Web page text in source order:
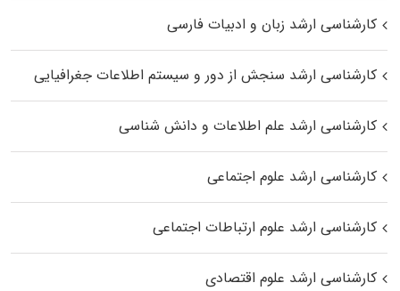
کارشناسی ارشد زبان و ادبیات فارسی
کارشناسی ارشد سنجش از دور و سیستم اطلاعات جغرافیایی
کارشناسی ارشد علم اطلاعات و دانش شناسی
کارشناسی ارشد علوم اجتماعی
کارشناسی ارشد علوم ارتباطات اجتماعی
کارشناسی ارشد علوم اقتصادی